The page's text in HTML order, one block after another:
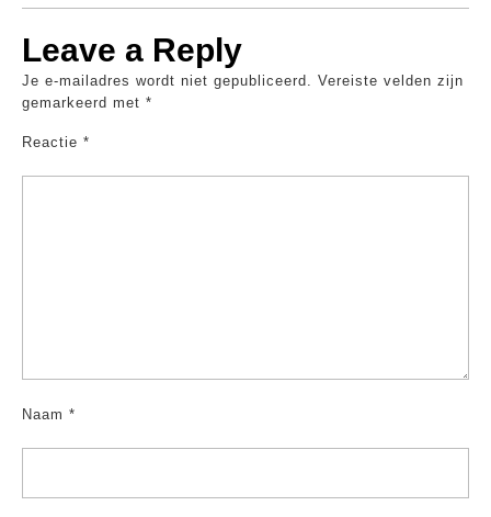
Leave a Reply
Je e-mailadres wordt niet gepubliceerd. Vereiste velden zijn
gemarkeerd met *
Reactie *
Naam *